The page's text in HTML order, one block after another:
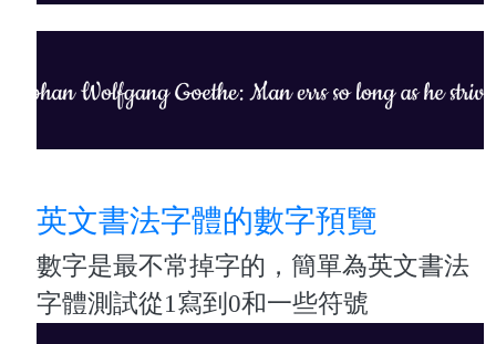
英文書法字體的數字預覽
數字是最不常掉字的，簡單為英文書法
字體測試從1寫到0和一些符號